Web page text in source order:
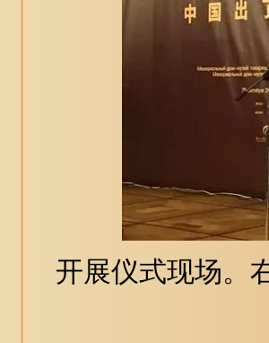
开展仪式现场。